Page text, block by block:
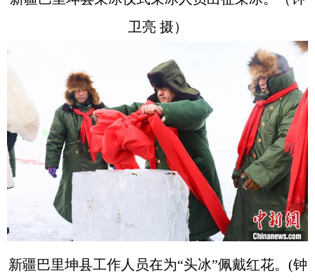
卫亮 摄）
新疆巴里坤县工作人员在为“头冰”佩戴红花。(钟